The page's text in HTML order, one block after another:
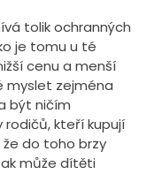
tolik ochranných
je tomu u té
cenu a menší
myslet zejména
být ničím
kteří kupují
do toho brzy
může dítěti